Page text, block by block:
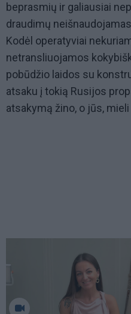
beprasmių ir galiausiai
draudimų
Kodėl operatyviai
netransliuojamos
pobūdžio laidos su
atsaku į tokią Rusijos
atsakymą žino, o jūs,